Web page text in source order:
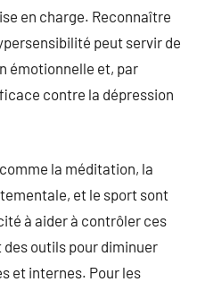
en charge. Reconnaître
peut servir de
émotionnelle et, par
contre la dépression
la méditation, la
et le sport sont
à aider à contrôler ces
outils pour diminuer
et internes. Pour les